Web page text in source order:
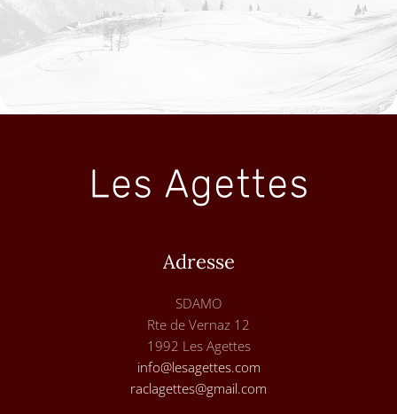
Adresse
SDAMO
Rte de Vernaz 12
1992 Les Agettes
info@lesagettes.com
raclagettes@gmail.com